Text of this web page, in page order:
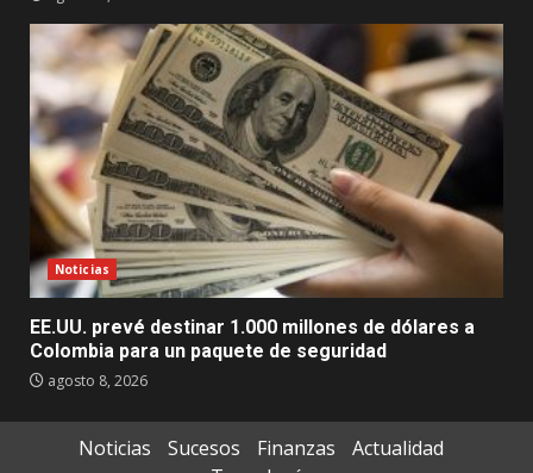
Noticias
EE.UU. prevé destinar 1.000 millones de dólares a
Colombia para un paquete de seguridad
agosto 8, 2026
Noticias Sucesos Finanzas
Actualidad